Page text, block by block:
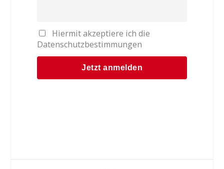
Hiermit akzeptiere ich die
Datenschutzbestimmungen